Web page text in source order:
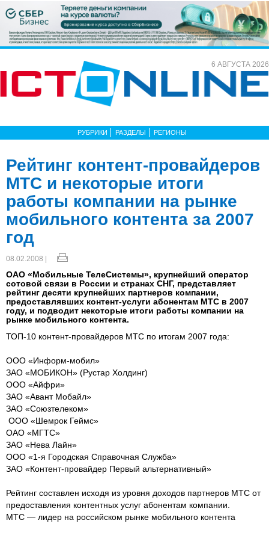
6 АВГУСТА 2026
РУБРИКИ РАЗДЕЛЫ РЕГИОНЫ
Рейтинг контент-провайдеров
МТС и некоторые итоги
работы компании на рынке
мобильного контента за 2007
год
08.02.2008 |
ОАО «Мобильные ТелеСистемы», крупнейший оператор
сотовой связи в России и странах СНГ, представляет
рейтинг десяти крупнейших партнеров компании,
предоставлявших контент-услуги абонентам МТС в 2007
году, и подводит некоторые итоги работы компании на
рынке мобильного контента.
ТОП-10 контент-провайдеров МТС по итогам 2007 года:
ООО «Информ-мобил»
ЗАО «МОБИКОН» (Рустар Холдинг)
ООО «Айфри»
ЗАО «Авант Мобайл»
ЗАО «Союзтелеком»
ООО «Шемрок Геймс»
ОАО «МГТС»
ЗАО «Нева Лайн»
ООО «1-я Городская Справочная Служба»
ЗАО «Контент-провайдер Первый альтернативный»
Рейтинг составлен исходя из уровня доходов партнеров МТС от
предоставления контентных услуг абонентам компании.
МТС — лидер на российском рынке мобильного контента